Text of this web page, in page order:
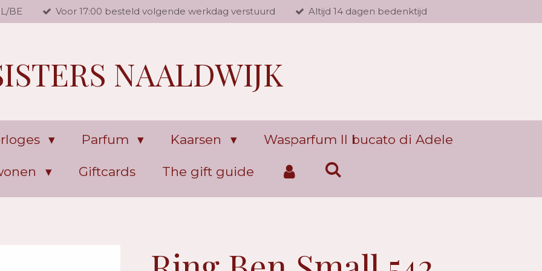
BE Voor 17:00 besteld volgende werkdag verstuurd Altijd 14 dagen bedenktijd
NAALDWIJK
Parfum Kaarsen Wasparfum Il bucato di Adele
Giftcards The gift guide